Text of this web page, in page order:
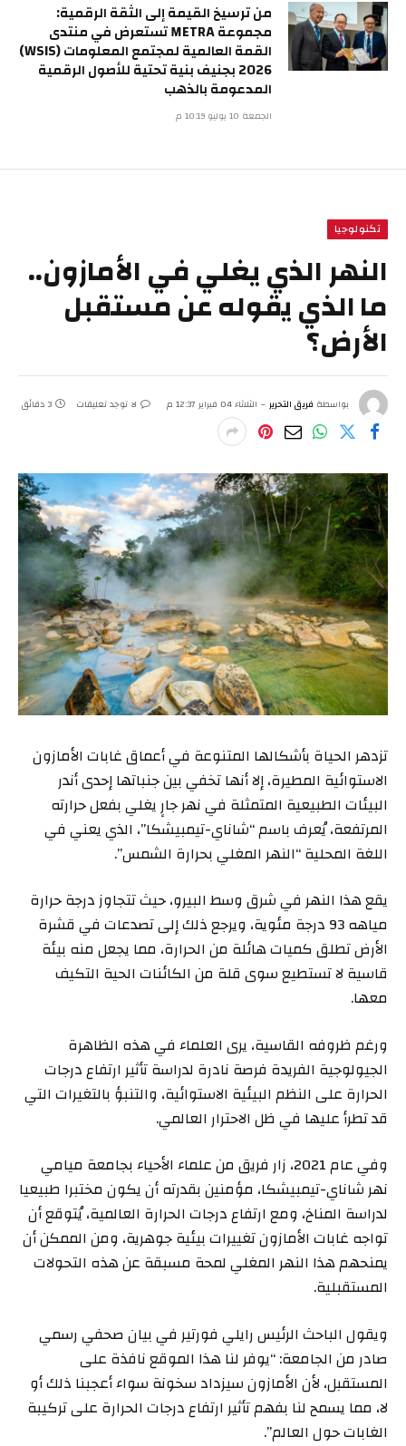
من ترسيخ القيمة إلى الثقة الرقمية:
مجموعة METRA تستعرض في منتدى
القمة العالمية لمجتمع المعلومات (WSIS)
2026 بجنيف بنية تحتية للأصول الرقمية
المدعومة بالذهب
الجمعة 10 يوليو 10:19 م
تكنولوجيا
النهر الذي يغلي في الأمازون..
ما الذي يقوله عن مستقبل
الأرض؟
بواسطة فريق التحرير الثلاثاء 04 فبراير 12:37 م لا توجد تعليقات 3 دقائق
تزدهر الحياة بأشكالها المتنوعة في أعماق غابات الأمازون
الاستوائية المطيرة، إلا أنها تخفي بين جنباتها إحدى أندر
البيئات الطبيعية المتمثلة في نهر جارٍ يغلي بفعل حرارته
المرتفعة، يُعرف باسم “شاناي-تيمبيشكا”، الذي يعني في
اللغة المحلية “النهر المغلي بحرارة الشمس”.
يقع هذا النهر في شرق وسط البيرو، حيث تتجاوز درجة حرارة
مياهه 93 درجة مئوية، ويرجع ذلك إلى تصدعات في قشرة
الأرض تطلق كميات هائلة من الحرارة، مما يجعل منه بيئة
قاسية لا تستطيع سوى قلة من الكائنات الحية التكيف
معها.
ورغم ظروفه القاسية، يرى العلماء في هذه الظاهرة
الجيولوجية الفريدة فرصة نادرة لدراسة تأثير ارتفاع درجات
الحرارة على النظم البيئية الاستوائية، والتنبؤ بالتغيرات التي
قد تطرأ عليها في ظل الاحترار العالمي.
وفي عام 2021، زار فريق من علماء الأحياء بجامعة ميامي
نهر شاناي-تيمبيشكا، مؤمنين بقدرته أن يكون مختبرا طبيعيا
لدراسة المناخ، ومع ارتفاع درجات الحرارة العالمية، يُتوقع أن
تواجه غابات الأمازون تغييرات بيئية جوهرية، ومن الممكن أن
يمنحهم هذا النهر المغلي لمحة مسبقة عن هذه التحولات
المستقبلية.
ويقول الباحث الرئيس رايلي فورتير في بيان صحفي رسمي
صادر من الجامعة: “يوفر لنا هذا الموقع نافذة على
المستقبل، لأن الأمازون سيزداد سخونة سواء أعجبنا ذلك أو
لا، مما يسمح لنا بفهم تأثير ارتفاع درجات الحرارة على تركيبة
الغابات حول العالم”.